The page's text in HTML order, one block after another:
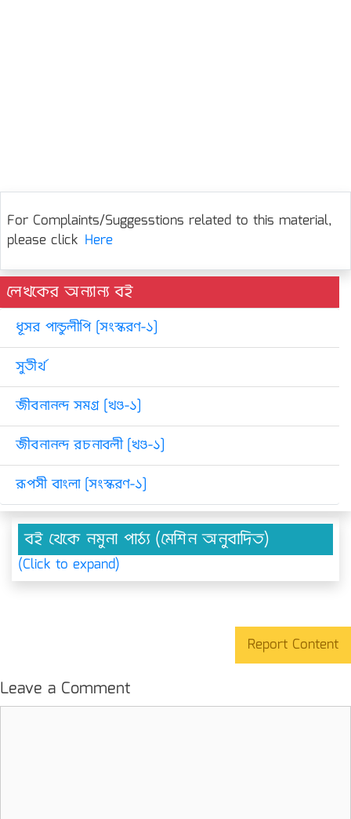
For Complaints/Suggesstions related to this material,
please click Here
লেখকের অন্যান্য বই
ধূসর পান্ডুলীপি [সংস্করণ-১]
সুতীর্থ
জীবনানন্দ সমগ্র [খণ্ড-১]
জীবনানন্দ রচনাবলী [খণ্ড-১]
রূপসী বাংলা [সংস্করণ-১]
বই থেকে নমুনা পাঠ্য (মেশিন অনুবাদিত)
(Click to expand)
Report Content
Leave a Comment